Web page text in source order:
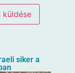
siker a